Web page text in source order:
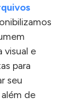
visual e
para
seu
de